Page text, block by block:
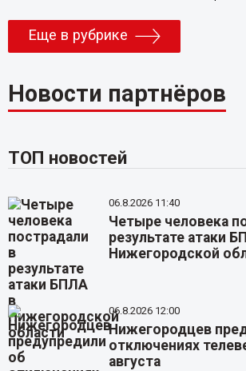
Еще в рубрике
Новости партнёров
ТОП новостей
06.8.2026 11:40
Четыре человека
результате атаки
Нижегородской
06.8.2026 12:00
Нижегородцев
отключениях
августа